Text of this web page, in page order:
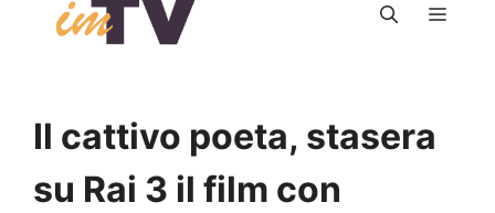
contenuto
Il cattivo poeta, stasera
su Rai 3 il film con